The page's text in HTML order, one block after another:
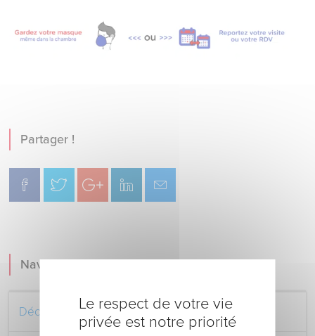
Partager !
Navigation
Découvrez le Centre Hospitalier
Le respect de votre vie
privée est notre priorité